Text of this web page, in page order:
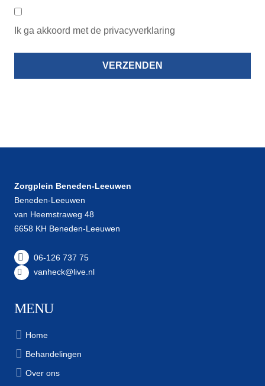
Ik ga akkoord met de privacyverklaring
Zorgplein Beneden-Leeuwen
Beneden-Leeuwen
van Heemstraweg 48
6658 KH Beneden-Leeuwen
06-126 737 75
vanheck@live.nl
MENU
Home
Behandelingen
Over ons